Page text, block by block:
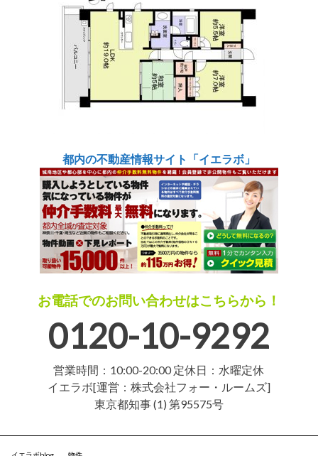
都内の不動産情報サイト「イエラボ」
お電話でのお問い合わせはこちらから！
0120-10-9292
営業時間：10:00-20:00 定休日：水曜定休
イエラボ[運営：株式会社フォー・ルームズ]
東京都知事 (1) 第95575号